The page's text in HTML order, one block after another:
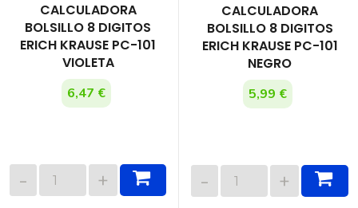
CALCULADORA
BOLSILLO 8 DIGITOS
ERICH KRAUSE PC-101
VIOLETA
6,47 €
CALCULADORA
BOLSILLO 8 DIGITOS
ERICH KRAUSE PC-101
NEGRO
5,99 €